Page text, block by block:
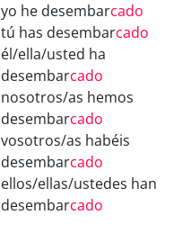
yo he desembarcado
tú has desembarcado
él/ella/usted ha
desembarcado
nosotros/as hemos
desembarcado
vosotros/as habéis
desembarcado
ellos/ellas/ustedes han
desembarcado